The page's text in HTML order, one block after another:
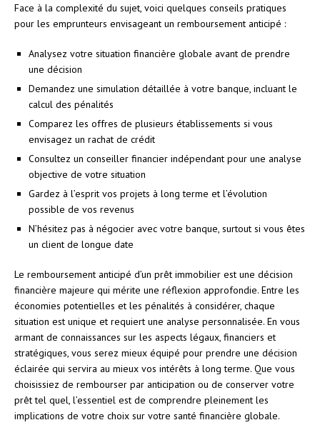
Face à la complexité du sujet, voici quelques conseils pratiques
pour les emprunteurs envisageant un remboursement anticipé :
Analysez votre situation financière globale avant de prendre
une décision
Demandez une simulation détaillée à votre banque, incluant le
calcul des pénalités
Comparez les offres de plusieurs établissements si vous
envisagez un rachat de crédit
Consultez un conseiller financier indépendant pour une analyse
objective de votre situation
Gardez à l’esprit vos projets à long terme et l’évolution
possible de vos revenus
N’hésitez pas à négocier avec votre banque, surtout si vous êtes
un client de longue date
Le remboursement anticipé d’un prêt immobilier est une décision
financière majeure qui mérite une réflexion approfondie. Entre les
économies potentielles et les pénalités à considérer, chaque
situation est unique et requiert une analyse personnalisée. En vous
armant de connaissances sur les aspects légaux, financiers et
stratégiques, vous serez mieux équipé pour prendre une décision
éclairée qui servira au mieux vos intérêts à long terme. Que vous
choisissiez de rembourser par anticipation ou de conserver votre
prêt tel quel, l’essentiel est de comprendre pleinement les
implications de votre choix sur votre santé financière globale.